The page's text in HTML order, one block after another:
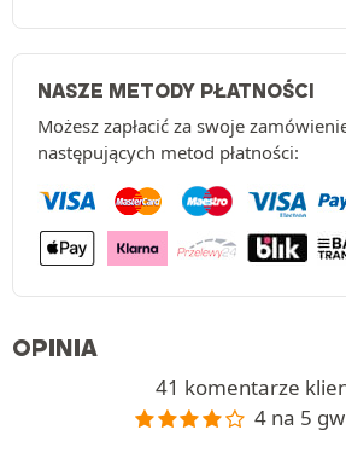
NASZE METODY PŁATNOŚCI
Możesz zapłacić za swoje
następujących metod płatności:
OPINIA
41 komentarze
4 na 5